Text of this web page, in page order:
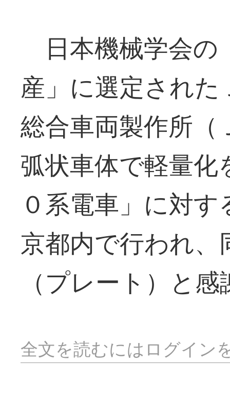
日本機械学会の
産」に選定され
総合車両製作所
弧状車体で軽量化
０系電車」に対
京都内で行われ
（プレート）と
全文を読むにはログイン